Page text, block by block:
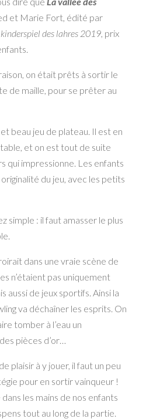
et Marie Fort, édité par
kinderspiel des lahres 2019, prix
on était prêts à sortir le
de maille, pour se prêter au
et beau jeu de plateau. Il est en
et on est tout de suite
qui impressionne. Les enfants
du jeu, avec les petits
simple : il faut amasser le plus
dans une vraie scène de
n’étaient pas uniquement
aussi de jeux sportifs. Ainsi la
va déchaîner les esprits. On
tomber à l’eau un
pièces d’or…
plaisir à y jouer, il faut un peu
pour en sortir vainqueur !
les mains de nos enfants
tout au long de la partie.